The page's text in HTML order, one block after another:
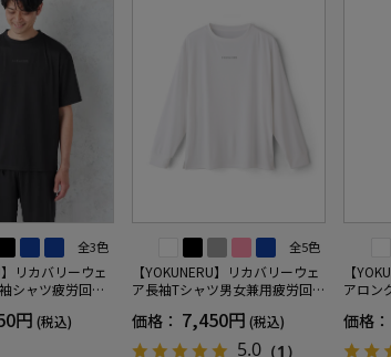
全3色
】リカバリーウェ
シャツ疲労回復
器】SS～LLサイ
円 (税込)
全5色
【YOKUNERU】リカバリーウェ
ア長袖Tシャツ男女兼用疲労回復
(R)【一般医療機器】SS～LLサイ
ズ
価格： 7,450円 (税込)
5.0（1）
【
アロン
IX(R)【
イズ
価格：